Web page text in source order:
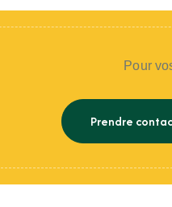
Pour
Prendre